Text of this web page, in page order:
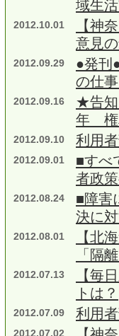
域生
2012.10.01
【神
意見
2012.09.29
●発刊
の仕
2012.09.16
★告知
年 権
2012.09.10 利用
2012.09.01
■すべ
者政
2012.08.24
■障害
決に
2012.08.01
【北
「隔
2012.07.13
【毎
トは？
2012.07.09 利用
2012.07.02